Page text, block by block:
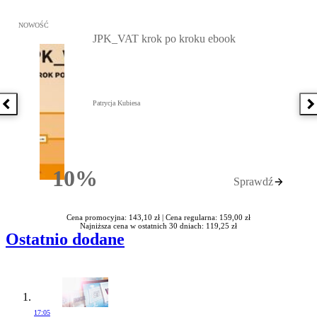
Poprzednia książka
Przejdź do: JPK_VAT krok po kroku ebook, Patrycja Kubiesa -
NOWOŚĆ
10%Rabatu
JPK_VAT krok po kroku ebook
Patrycja Kubiesa
Sprawdź
Cena promocyjna: 143,10 zł | Cena regularna: 159,00 zł
Najniższa cena w ostatnich 30 dniach: 119,25 zł
Ostatnio dodane
17:05